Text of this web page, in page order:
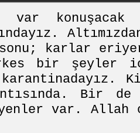
var
karlar
bir şeyler
Bir de
var.